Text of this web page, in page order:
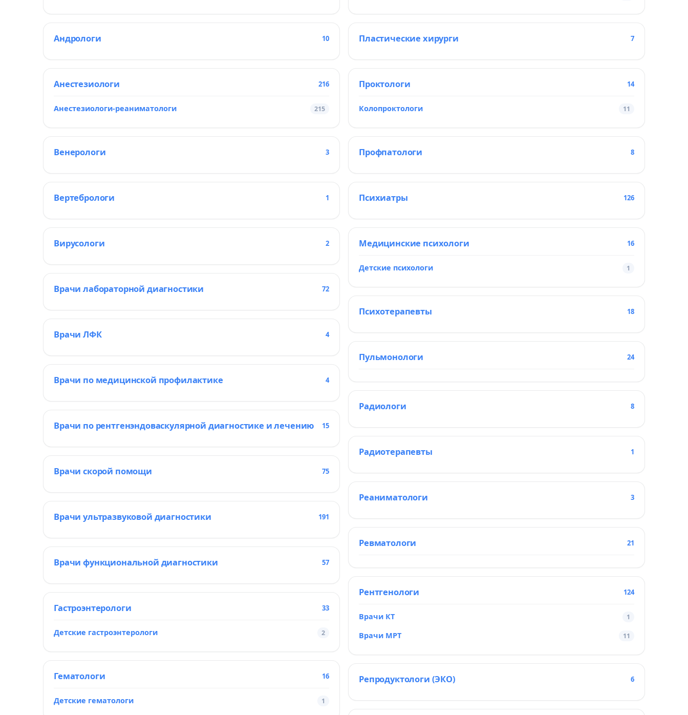
Андрологи 10
Анестезиологи 216
Анестезиологи-реаниматологи 215
Венерологи 3
Вертебрологи 1
Вирусологи 2
Врачи лабораторной диагностики 72
Врачи ЛФК 4
Врачи по медицинской профилактике 4
Врачи по рентгенэндоваскулярной диагностике и лечению 15
Врачи скорой помощи 75
Врачи ультразвуковой диагностики 191
Врачи функциональной диагностики 57
Гастроэнтерологи 33
Детские гастроэнтерологи 2
Гематологи 16
Детские гематологи 1
Пластические хирурги 7
Проктологи 14
Колопроктологи 11
Профпатологи 8
Психиатры 126
Медицинские психологи 16
Детские психологи 1
Психотерапевты 18
Пульмонологи 24
Радиологи 8
Радиотерапевты 1
Реаниматологи 3
Ревматологи 21
Рентгенологи 124
Врачи КТ 1
Врачи МРТ 11
Репродуктологи (ЭКО) 6